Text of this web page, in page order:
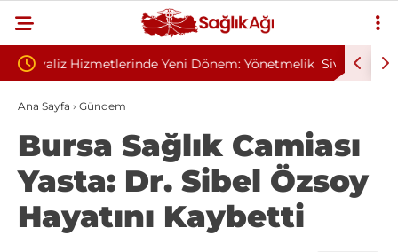
Yönetmelik Sivilce Sandı, Cilt Kanseri Çıktı: Ameliyattan 60
Dikişle Uyandı
Ana Sayfa › Gündem
Bursa Sağlık Camiası
Yasta: Dr. Sibel Özsoy
Hayatını Kaybetti